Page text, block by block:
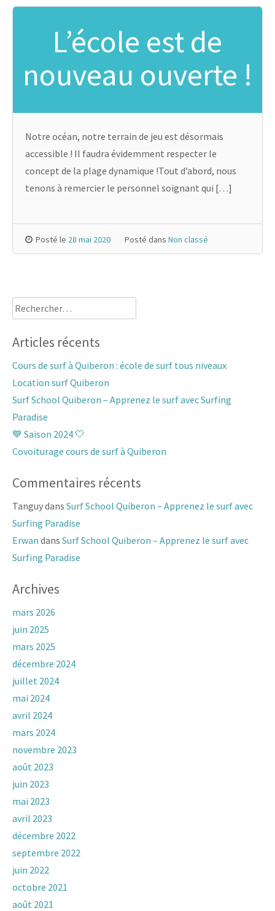
L’école est de
nouveau ouverte !
Notre océan, notre terrain de jeu est désormais
accessible ! Il faudra évidemment respecter le
concept de la plage dynamique !Tout d’abord, nous
tenons à remercier le personnel soignant qui […]
Posté le 28 mai 2020 Posté dans Non classé
Rechercher :
Articles récents
Cours de surf à Quiberon : école de surf tous niveaux
Location surf Quiberon
Surf School Quiberon – Apprenez le surf avec Surfing
Paradise
💙 Saison 2024 🤍
Covoiturage cours de surf à Quiberon
Commentaires récents
Tanguydans Surf School Quiberon – Apprenez le surf avec
Surfing Paradise
Erwan dans Surf School Quiberon – Apprenez le surf avec
Surfing Paradise
Archives
mars 2026
juin 2025
mars 2025
décembre 2024
juillet 2024
mai 2024
avril 2024
mars 2024
novembre 2023
août 2023
juin 2023
mai 2023
avril 2023
décembre 2022
septembre 2022
juin 2022
octobre 2021
août 2021